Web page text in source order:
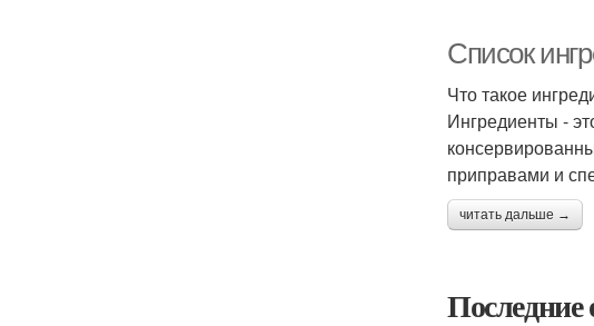
Список
Что такое
Ингредиенты -
приправами и
читать дальше →
Последние